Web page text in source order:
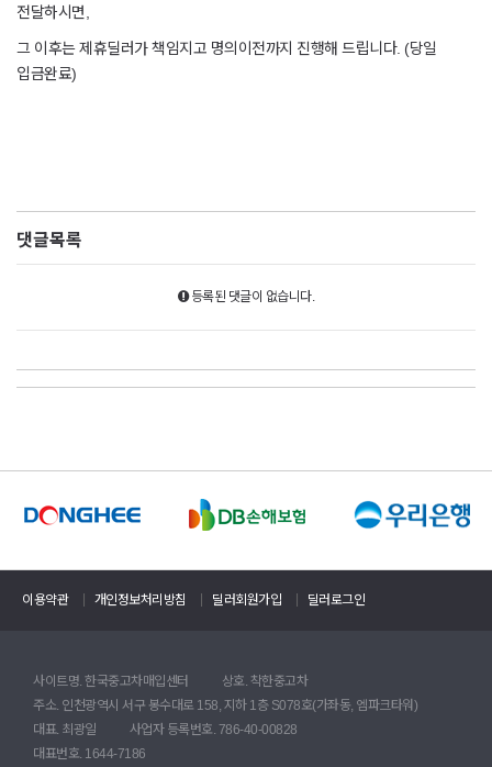
전달하시면,
그 이후는 제휴딜러가 책임지고 명의이전까지 진행해 드립니다. (당일
입금완료)
댓글목록
등록된 댓글이 없습니다.
이용약관 개인정보처리방침 딜러회원가입 딜러로그인
사이트명. 한국중고차매입센터
상호. 착한중고차
주소. 인천광역시 서구 봉수대로 158, 지하 1층 S078호(가좌동, 엠파크타워)
대표. 최광일
사업자 등록번호. 786-40-00828
대표번호. 1644-7186